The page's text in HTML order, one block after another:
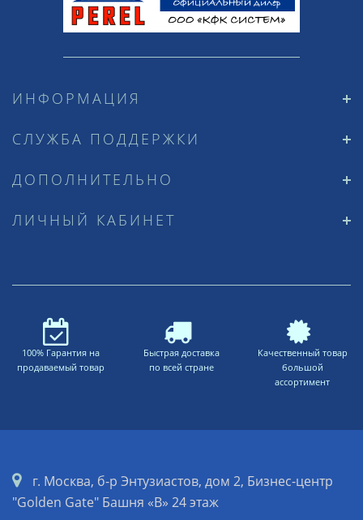
ИНФОРМАЦИЯ
СЛУЖБА ПОДДЕРЖКИ
ДОПОЛНИТЕЛЬНО
ЛИЧНЫЙ КАБИНЕТ
100% Гарантия на
продаваемый товар
Быстрая доставка
по всей стране
Качественный товар
большой
ассортимент
г. Москва, б-р Энтузиастов, дом 2, Бизнес-центр
"Golden Gate" Башня «B» 24 этаж